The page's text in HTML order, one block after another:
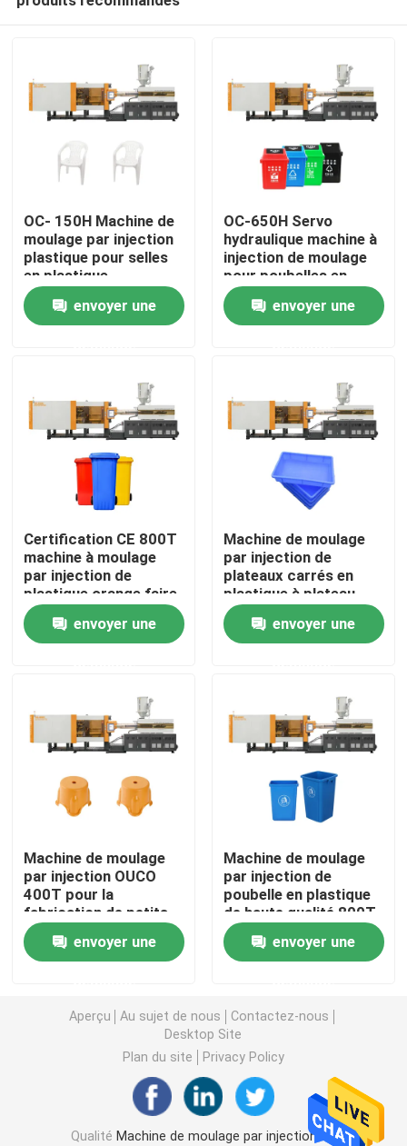
Maison
Produits
Au sujet de nous
Contrôle de qualité
Contactez-nous
Demandez une citation
Machine de moulage par injection de seau
Machine automatique de moulage par injection
Machine hydraulique de moulage par injection
machine à grande vitesse de moulage par injection
Machine de moulage par injection de moteur servo
Machine de moulage par injection d'ANIMAL FAMILIER
Machine de moulage par injection de PVC
Mini Injection Molding Machine
OC- 150H Machine de
moulage par injection
plastique pour selles
en plastique
envoyer une
OC-650H Servo
hydraulique machine à
injection de moulage
pour poubelles en
plastique
envoyer une
Certification CE 800T
machine à moulage
par injection de
plastique orange faire
une poubelle
envoyer une
Machine de moulage
par injection de
plateaux carrés en
plastique à plateau
peu profond de 550T
envoyer une
Machine de moulage
par injection OUCO
400T pour la
fabrication de petits
selles en plastique
envoyer une
Machine de moulage
par injection de
poubelle en plastique
de haute qualité 800T
envoyer une
Aperçu Au sujet de nous
Contactez-nous
Desktop Site
Plan du site
Privacy Policy
Qualité Machine de moulage par injection de